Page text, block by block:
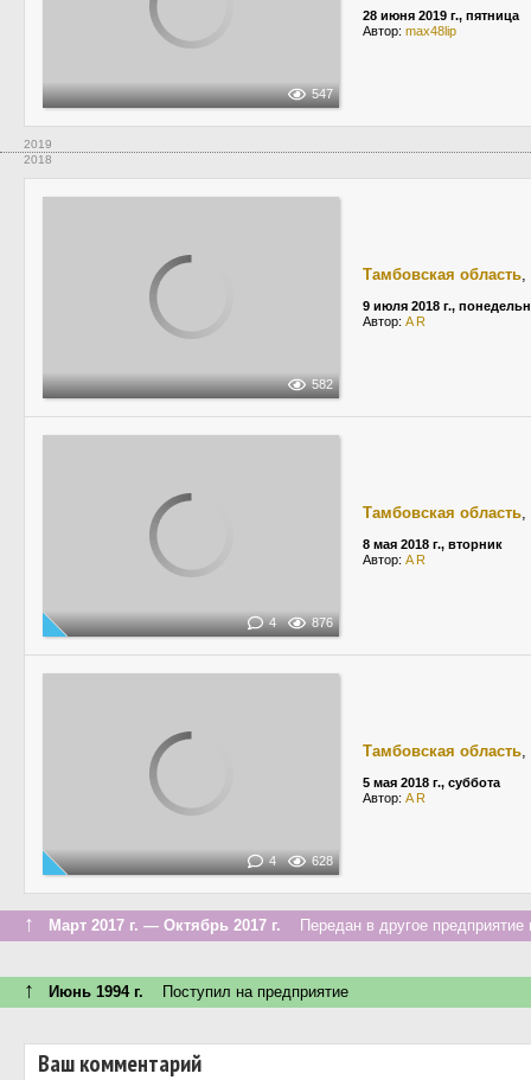
547
28 июня 2019 г., пятница
Автор: max48lip
2019
2018
582
Тамбовская область,
9 июля 2018 г.,
Автор: A R
4 876
Тамбовская область,
8 мая 2018 г., вторник
Автор: A R
4 628
Тамбовская область,
5 мая 2018 г., суббота
Автор: A R
↑ Март 2017 г. — Октябрь 2017 г. Передан в другое предприятие
↑ Июнь 1994 г. Поступил на предприятие
Ваш комментарий